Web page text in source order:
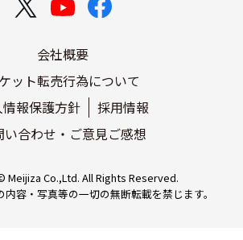
会社概要
ット転売行為について
情報保護方針
採用情報
い合わせ・ご意見ご感想
Meijiza Co.,Ltd. All Rights Reserved.
容・写真等の一切の無断転載を禁じます。